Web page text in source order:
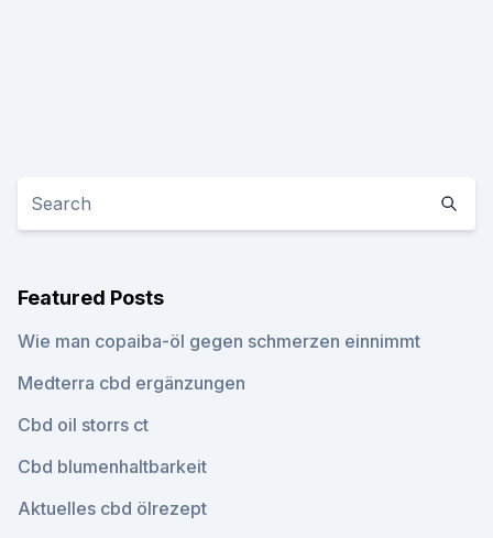
Featured Posts
Wie man copaiba-öl gegen schmerzen einnimmt
Medterra cbd ergänzungen
Cbd oil storrs ct
Cbd blumenhaltbarkeit
Aktuelles cbd ölrezept